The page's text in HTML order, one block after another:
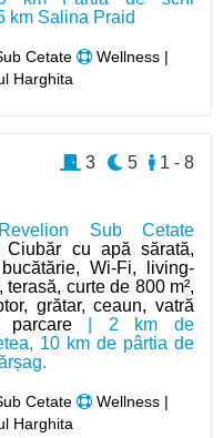
km Salina Praid
Cetate
Wellness |
Harghita
Sub Cetate
Ciubăr cu apă sărată,
Wi-Fi, living-
terasă, curte de 800 m²,
grătar, ceaun, vatră
parcare| 2 km de
10 km de pârtia de
Cetate
Wellness |
Harghita
1 - 8
5
3